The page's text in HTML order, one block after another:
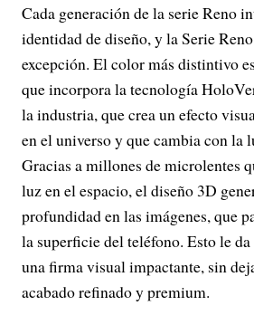
Cada generación de la serie Reno
identidad de diseño, y la Serie
excepción. El color más distintivo
que incorpora la tecnología
la industria, que crea un efecto
en el universo y que cambia con la
Gracias a millones de microlentes
luz en el espacio, el diseño 3D
profundidad en las imágenes, que
la superficie del teléfono. Esto le
una firma visual impactante, sin
acabado refinado y premium.